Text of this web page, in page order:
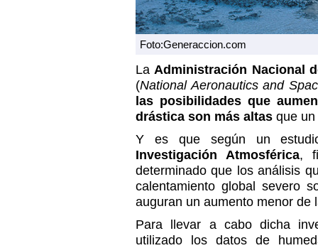
Foto:Generaccion.com
LaAdministración Nacional
(National Aeronautics and
las posibilidades que
drástica son más altas que
Y es que según un
Investigación Atmosférica,
determinado que los análisis
calentamiento global severo
auguran un aumento menor de
Para llevar a cabo dicha
utilizado los datos de